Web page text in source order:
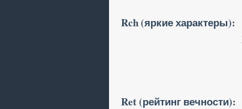
Rch (яркие характеры):
Ret (рейтинг вечности):